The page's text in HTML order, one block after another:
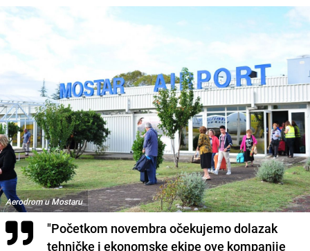
Aerodrom u Mostaru
"Početkom novembra očekujemo dolazak
tehničke i ekonomske ekipe ove kompanije